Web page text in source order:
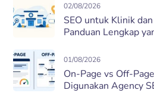
02/08/2026
SEO untuk Klinik
Panduan Lengkap
01/08/2026
On-Page vs Off-
Digunakan Agency